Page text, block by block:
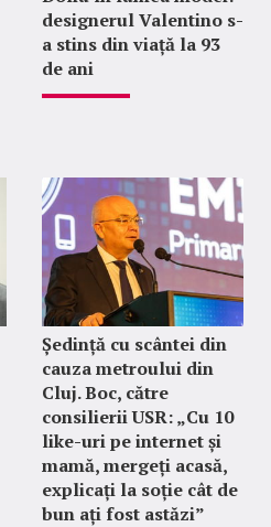
designerul Valentino s-
a stins din viață la 93
de ani
Ședință cu scântei din
cauza metroului din
Cluj. Boc, către
consilierii USR: „Cu 10
like-uri pe internet și
mamă, mergeți acasă,
explicați la soție cât de
bun ați fost astăzi”